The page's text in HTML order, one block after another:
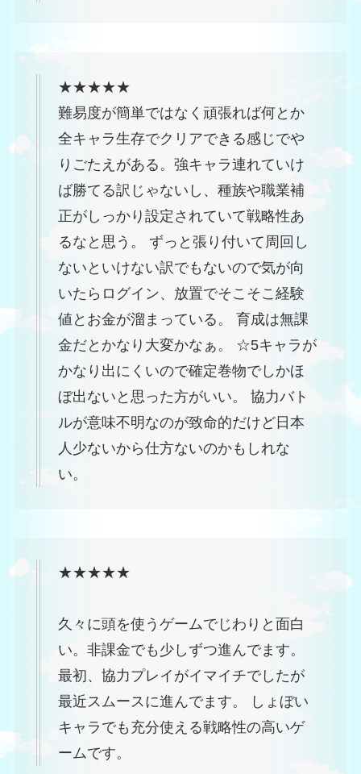
★★★★★
難易度が簡単ではなく頑張れば何とか
全キャラ生存でクリアできる感じでや
りごたえがある。強キャラ連れていけ
ば勝てる訳じゃないし、種族や職業補
正がしっかり設定されていて戦略性あ
るなと思う。 ずっと張り付いて周回し
ないといけない訳でもないので気が向
いたらログイン、放置でそこそこ経験
値とお金が溜まっている。 育成は無課
金だとかなり大変かなぁ。 ☆5キャラが
かなり出にくいので確定巻物でしかほ
ぼ出ないと思った方がいい。 協力バト
ルが意味不明なのが致命的だけど日本
人少ないから仕方ないのかもしれな
い。
★★★★★
久々に頭を使うゲームでじわりと面白
い。非課金でも少しずつ進んでます。
最初、協力プレイがイマイチでしたが
最近スムースに進んでます。 しょぼい
キャラでも充分使える戦略性の高いゲ
ームです。